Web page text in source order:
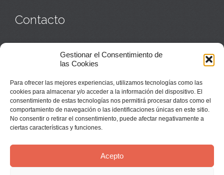
Gestionar el Consentimiento de
las Cookies
Para ofrecer las mejores experiencias, utilizamos tecnologías como las
cookies para almacenar y/o acceder a la información del dispositivo. El
consentimiento de estas tecnologías nos permitirá procesar datos como el
comportamiento de navegación o las identificaciones únicas en este sitio.
No consentir o retirar el consentimiento, puede afectar negativamente a
ciertas características y funciones.
Acepto
Contacto
Casa de acogida:609 423 521o949 835 058
Parroquia y sacerdotes:949 835 111
Monasterio:monasterio@buenafuente.org
Información:informacion@buenafuente.org
Casa de acogida:
acogida@buenafuente.org
Ángel Moreno:angel@buenafuente.org